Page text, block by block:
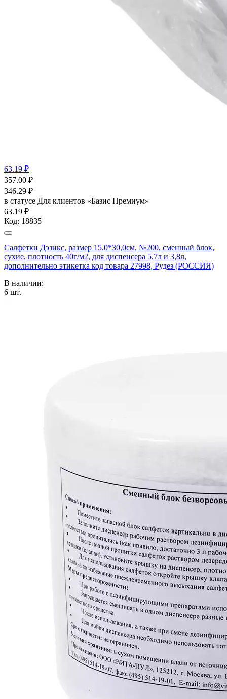
63.19 ₽
357.00 ₽
346.29 ₽
в статусе Для клиентов «Базис Премиум»
63.19 ₽
Код: 18835
Салфетки Дэзикс, размер 15,0*30,0см, №200, сменный блок,
сухие, плотность 40г/м2, для диспенсера 5,7л и 3,8л,
дополнительно этикетка код товара 27998, Рудез (РОССИЯ)
В наличии:
6 шт.